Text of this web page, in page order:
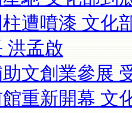
遭噴漆 文化
洪孟啟
文創業參展
重新開幕 文